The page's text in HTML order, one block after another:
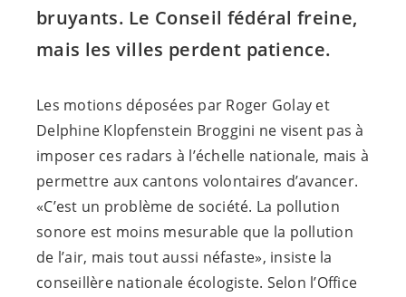
bruyants. Le Conseil fédéral freine,
mais les villes perdent patience.
Les motions déposées par Roger Golay et
Delphine Klopfenstein Broggini ne visent pas à
imposer ces radars à l’échelle nationale, mais à
permettre aux cantons volontaires d’avancer.
«C’est un problème de société. La pollution
sonore est moins mesurable que la pollution
de l’air, mais tout aussi néfaste», insiste la
conseillère nationale écologiste. Selon l’Office